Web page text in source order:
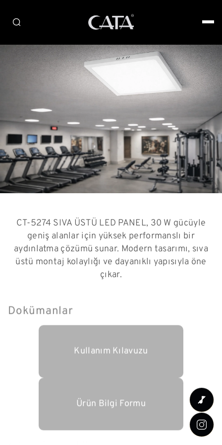
CT-5274 SIVA ÜSTÜ LED PANEL, 30 W gücüyle
geniş alanlar için yüksek performanslı bir
aydınlatma çözümü sunar. Modern tasarımı, sıva
üstü montaj kolaylığı ve dayanıklı yapısıyla öne
çıkar.
Dokümanlar
Kullanım Kılavuzu
Ürün Bilgi Formu